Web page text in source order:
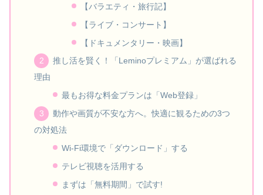
【バラエティ・旅行記】
【ライブ・コンサート】
【ドキュメンタリー・映画】
推し活を賢く！「Leminoプレミアム」が選ばれる
理由
最もお得な料金プランは「Web登録」
動作や画質が不安な方へ。快適に観るための3つ
の対処法
Wi-Fi環境で「ダウンロード」する
テレビ視聴を活用する
まずは「無料期間」で試す!